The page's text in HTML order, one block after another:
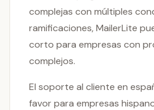
complejas con múltiples
ramificaciones, MailerLite
corto para empresas con
complejos.
El soporte al cliente en
favor para empresas